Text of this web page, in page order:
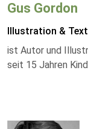
Gus Gordon
Illustration & Text
ist Autor und
seit 15 Jahren